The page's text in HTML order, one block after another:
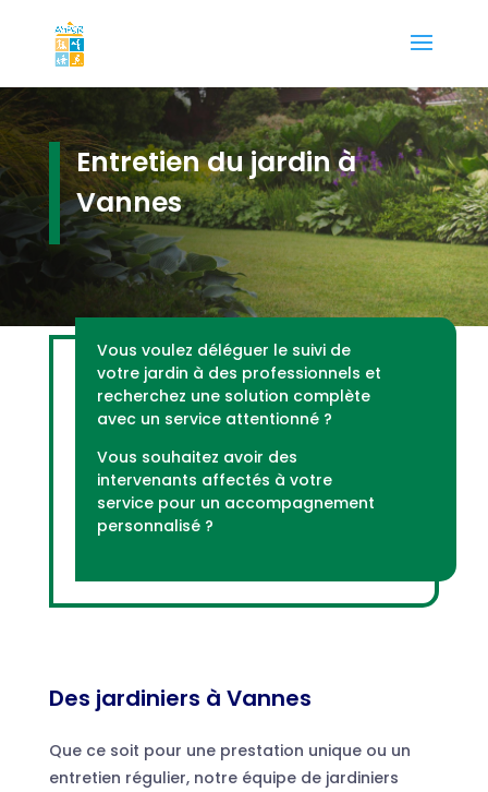
Entretien du jardin à
Vannes
Vous voulez déléguer le suivi de
votre jardin à des professionnels et
recherchez une solution complète
avec un service attentionné ?
Vous souhaitez avoir des
intervenants affectés à votre
service pour un accompagnement
personnalisé ?
Des jardiniers à Vannes
Que ce soit pour une prestation unique ou un
entretien régulier, notre équipe de jardiniers